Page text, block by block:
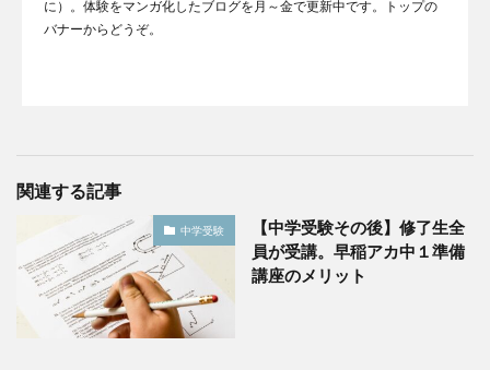
に）。体験をマンガ化したブログを月～金で更新中です。トップの
バナーからどうぞ。
関連する記事
中学受験
【中学受験その後】修了生全
員が受講。早稲アカ中１準備
講座のメリット